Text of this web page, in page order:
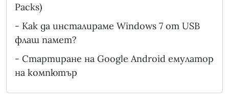
Packs)
- Как да инсталираме Windows 7 от USB
флаш памет?
- Стартиране на Google Android емулатор
на компютър